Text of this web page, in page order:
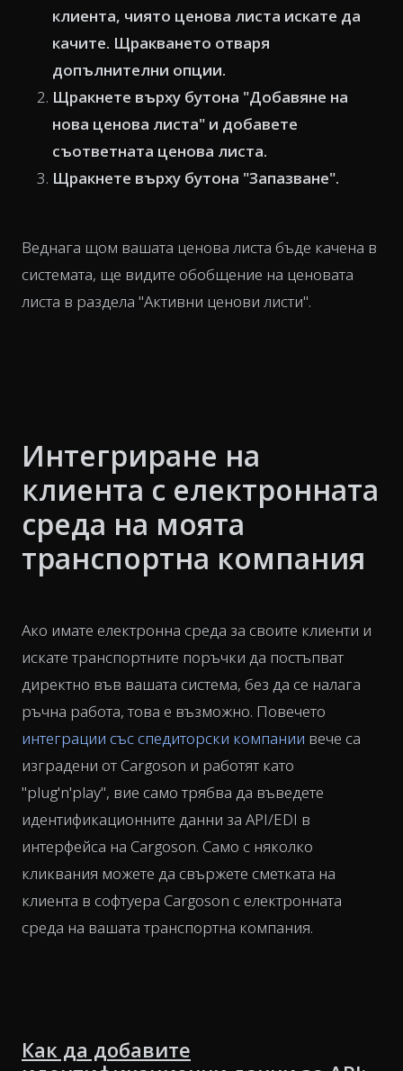
клиента, чиято ценова листа искате да
качите. Щракването отваря
допълнителни опции.
Щракнете върху бутона "Добавяне на
нова ценова листа" и добавете
съответната ценова листа.
Щракнете върху бутона "Запазване".
Веднага щом вашата ценова листа бъде качена в
системата, ще видите обобщение на ценовата
листа в раздела "Активни ценови листи".
Интегриране на
клиента с електронната
среда на моята
транспортна компания
Ако имате електронна среда за своите клиенти и
искате транспортните поръчки да постъпват
директно във вашата система, без да се налага
ръчна работа, това е възможно. Повечето
интеграции със спедиторски компании вече са
изградени от Cargoson и работят като
"plug'n'play", вие само трябва да въведете
идентификационните данни за API/EDI в
интерфейса на Cargoson. Само с няколко
кликвания можете да свържете сметката на
клиента в софтуера Cargoson с електронната
среда на вашата транспортна компания.
Как да добавите